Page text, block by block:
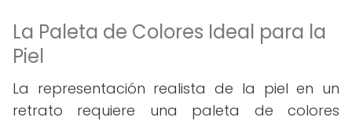
La Paleta de Colores Ideal para la
Piel
La representación realista de la piel en un
retrato requiere una paleta de colores